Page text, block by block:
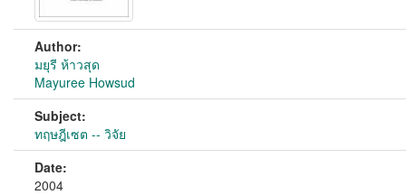
Author:
มยุรี ห้าวสุด
Mayuree Howsud
Subject:
ทฤษฎีเซต -- วิจัย
Date:
2004